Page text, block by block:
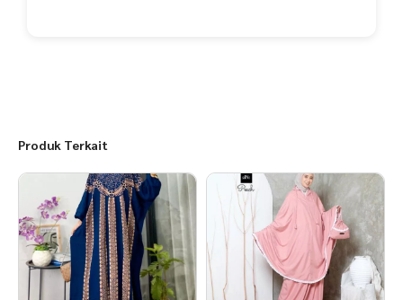
Produk Terkait